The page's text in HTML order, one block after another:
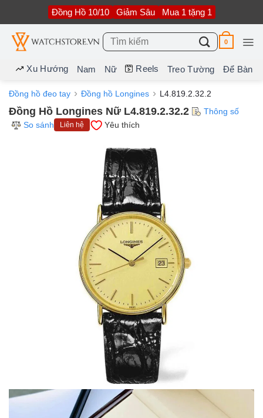
nội
dung
Đồng Hồ 10/10 Giảm Sâu Mua 1 tặng 1
Tìm
kiếm:
0
Xu Hướng Nam Nữ Reels Treo Tường Để Bàn
Đồng hồ đeo tay Đồng hồ Longines L4.819.2.32.2
Đồng Hồ Longines Nữ L4.819.2.32.2
Thông số
So sánh
Liên hệ Yêu thích